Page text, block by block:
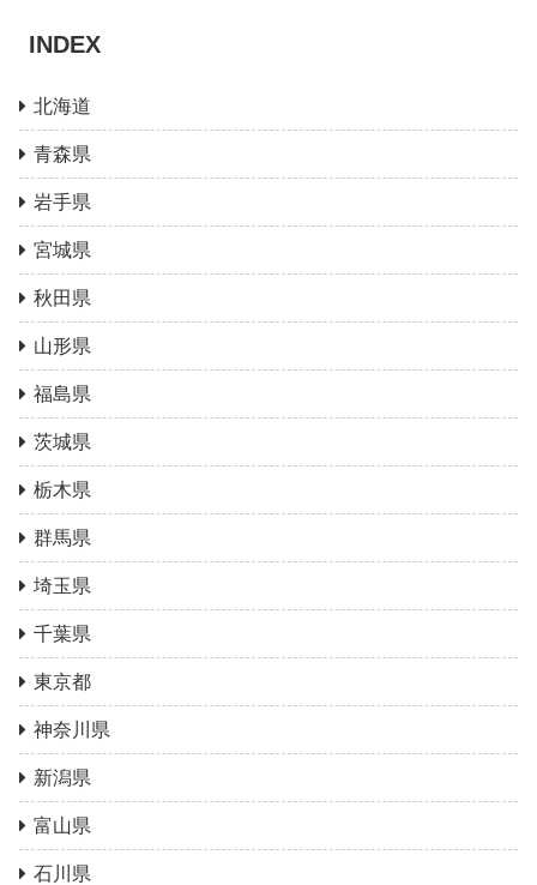
INDEX
北海道
青森県
岩手県
宮城県
秋田県
山形県
福島県
茨城県
栃木県
群馬県
埼玉県
千葉県
東京都
神奈川県
新潟県
富山県
石川県